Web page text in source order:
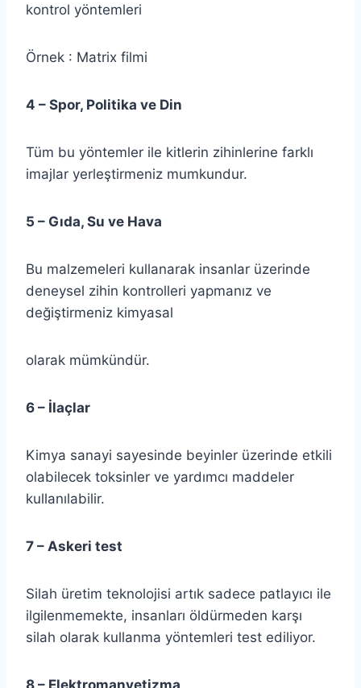
kontrol yöntemleri
Örnek : Matrix filmi
4 – Spor, Politika ve Din
Tüm bu yöntemler ile kitlerin zihinlerine farklı
imajlar yerleştirmeniz mumkundur.
5 – Gıda, Su ve Hava
Bu malzemeleri kullanarak insanlar üzerinde
deneysel zihin kontrolleri yapmanız ve
değiştirmeniz kimyasal
olarak mümkündür.
6 – İlaçlar
Kimya sanayi sayesinde beyinler üzerinde etkili
olabilecek toksinler ve yardımcı maddeler
kullanılabilir.
7 – Askeri test
Silah üretim teknolojisi artık sadece patlayıcı ile
ilgilenmemekte, insanları öldürmeden karşı
silah olarak kullanma yöntemleri test ediliyor.
8 – Elektromanyetizma